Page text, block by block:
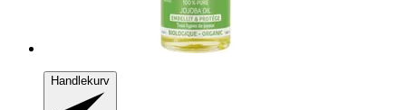
Handlekurv